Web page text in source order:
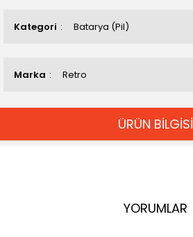
Kategori Batarya (Pil)
Marka Retro
ÜRÜN BİLGİSİ
YORUMLAR